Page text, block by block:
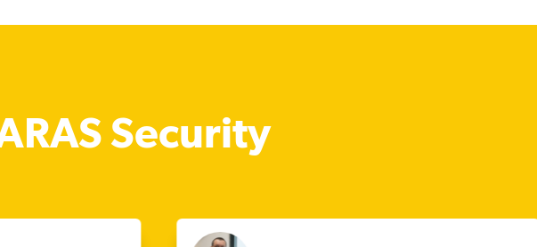
Security